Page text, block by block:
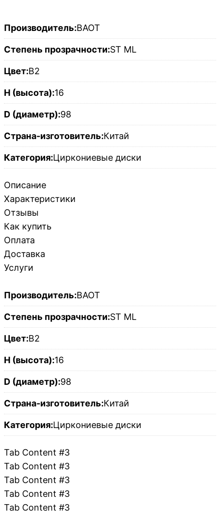
Производитель:BAOT
Степень прозрачности:ST ML
Цвет:B2
H (высота):16
D (диаметр):98
Страна-изготовитель:Китай
Категория:Циркониевые диски
Описание
Характеристики
Отзывы
Как купить
Оплата
Доставка
Услуги
Производитель:BAOT
Степень прозрачности:ST ML
Цвет:B2
H (высота):16
D (диаметр):98
Страна-изготовитель:Китай
Категория:Циркониевые диски
Tab Content #3
Tab Content #3
Tab Content #3
Tab Content #3
Tab Content #3